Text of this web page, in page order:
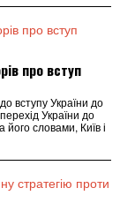
про вступ
вступу України до
України до
словами, Київ і